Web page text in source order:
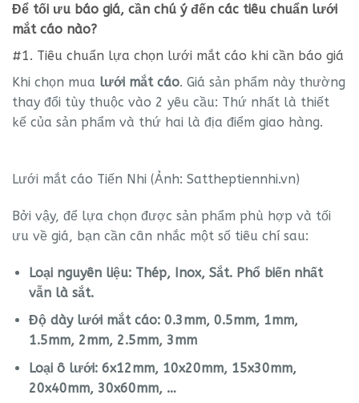
Để tối ưu báo giá, cần chú ý đến các tiêu chuẩn lưới
mắt cáo nào?
#1. Tiêu chuẩn lựa chọn lưới mắt cáo khi cần báo giá
Khi chọn mua lưới mắt cáo. Giá sản phẩm này thường
thay đổi tùy thuộc vào 2 yêu cầu: Thứ nhất là thiết
kế của sản phẩm và thứ hai là địa điểm giao hàng.
Lưới mắt cáo Tiến Nhi (Ảnh: Sattheptiennhi.vn)
Bởi vậy, để lựa chọn được sản phẩm phù hợp và tối
ưu về giá, bạn cần cân nhắc một số tiêu chí sau:
Loại nguyên liệu: Thép, Inox, Sắt. Phổ biến nhất
vẫn là sắt.
Độ dày lưới mắt cáo: 0.3mm, 0.5mm, 1mm,
1.5mm, 2mm, 2.5mm, 3mm
Loại ô lưới: 6x12mm, 10x20mm, 15x30mm,
20x40mm, 30x60mm, …